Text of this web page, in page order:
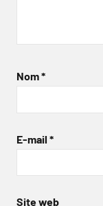
Nom*
E-mail *
Site web